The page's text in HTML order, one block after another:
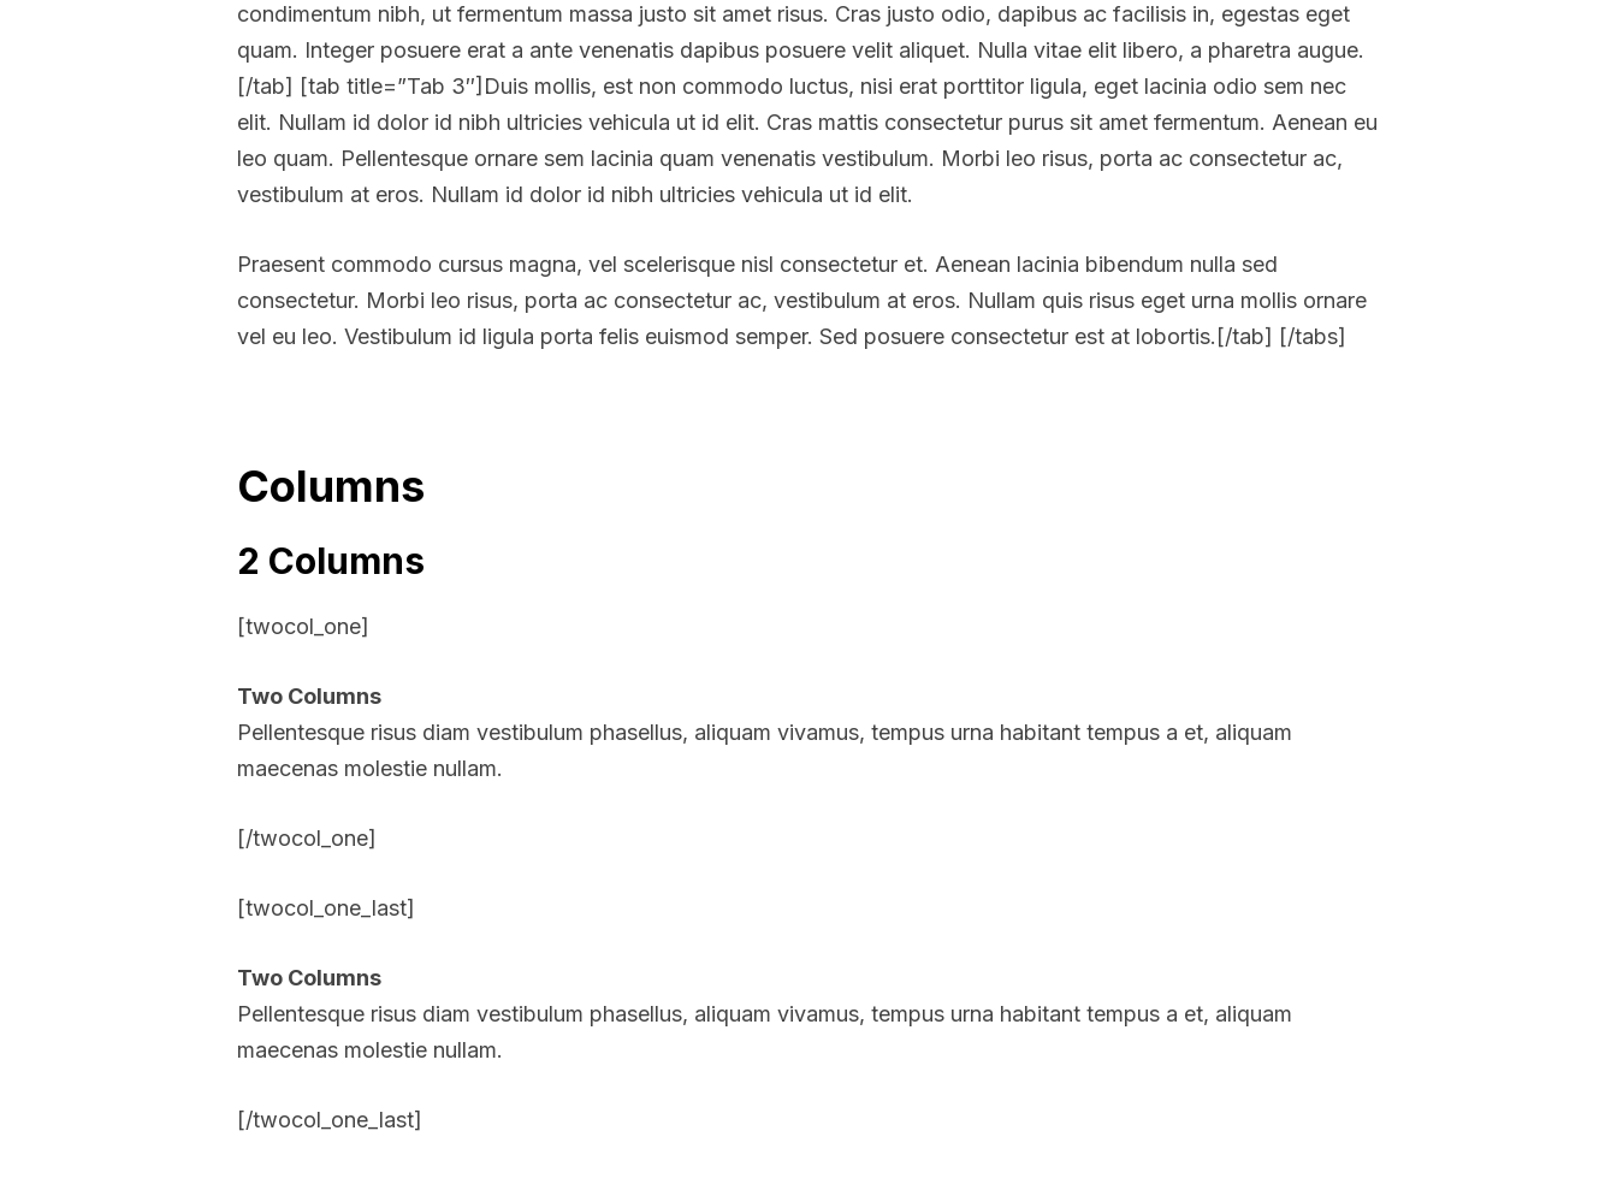
condimentum nibh, ut fermentum massa justo sit amet risus. Cras justo odio, dapibus ac facilisis in, egestas eget
quam. Integer posuere erat a ante venenatis dapibus posuere velit aliquet. Nulla vitae elit libero, a pharetra augue.
[/tab] [tab title=”Tab 3″]Duis mollis, est non commodo luctus, nisi erat porttitor ligula, eget lacinia odio sem nec
elit. Nullam id dolor id nibh ultricies vehicula ut id elit. Cras mattis consectetur purus sit amet fermentum. Aenean eu
leo quam. Pellentesque ornare sem lacinia quam venenatis vestibulum. Morbi leo risus, porta ac consectetur ac,
vestibulum at eros. Nullam id dolor id nibh ultricies vehicula ut id elit.
Praesent commodo cursus magna, vel scelerisque nisl consectetur et. Aenean lacinia bibendum nulla sed
consectetur. Morbi leo risus, porta ac consectetur ac, vestibulum at eros. Nullam quis risus eget urna mollis ornare
vel eu leo. Vestibulum id ligula porta felis euismod semper. Sed posuere consectetur est at lobortis.[/tab] [/tabs]
Columns
2 Columns
[twocol_one]
Two Columns
Pellentesque risus diam vestibulum phasellus, aliquam vivamus, tempus urna habitant tempus a et, aliquam
maecenas molestie nullam.
[/twocol_one]
[twocol_one_last]
Two Columns
Pellentesque risus diam vestibulum phasellus, aliquam vivamus, tempus urna habitant tempus a et, aliquam
maecenas molestie nullam.
[/twocol_one_last]